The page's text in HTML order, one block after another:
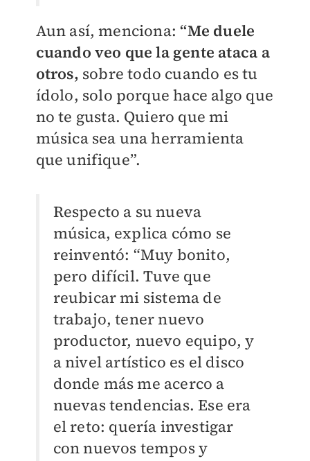
Aun así, menciona: “Me duele
cuando veo que la gente ataca a
otros, sobre todo cuando es tu
ídolo, solo porque hace algo que
no te gusta. Quiero que mi
música sea una herramienta
que unifique”.
Respecto a su nueva
música, explica cómo se
reinventó: “Muy bonito,
pero difícil. Tuve que
reubicar mi sistema de
trabajo, tener nuevo
productor, nuevo equipo, y
a nivel artístico es el disco
donde más me acerco a
nuevas tendencias. Ese era
el reto: quería investigar
con nuevos tempos y